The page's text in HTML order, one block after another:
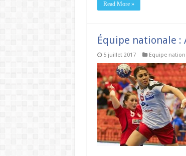
Read More »
Équipe nationale :
5 juillet 2017 Equipe